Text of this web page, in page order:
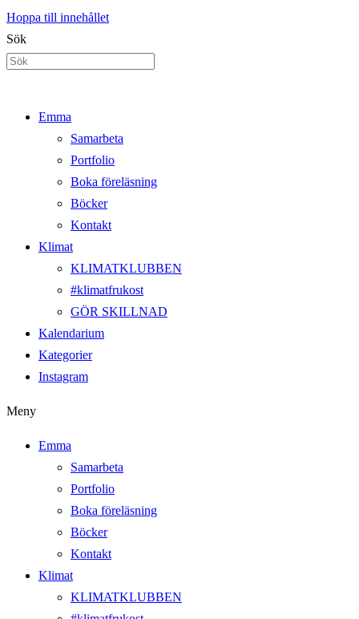
Hoppa till innehållet
Sök
Emma
Samarbeta
Portfolio
Boka föreläsning
Böcker
Kontakt
Klimat
KLIMATKLUBBEN
#klimatfrukost
GÖR SKILLNAD
Kalendarium
Kategorier
Instagram
Meny
Emma
Samarbeta
Portfolio
Boka föreläsning
Böcker
Kontakt
Klimat
KLIMATKLUBBEN